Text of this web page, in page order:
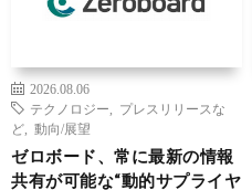
2026.08.06
テクノロジー
プレスリリースな
ど
動向/展望
ゼロボード、常に最新の情報
共有が可能な“動的サプライヤ